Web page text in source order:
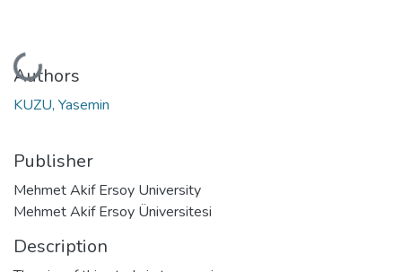
Loading...
Authors
KUZU, Yasemin
Publisher
Mehmet Akif Ersoy University
Mehmet Akif Ersoy Üniversitesi
Description